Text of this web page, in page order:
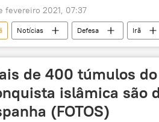
fevereiro 2021, 07:37
Notícias Defesa Irã
de 400 túmulos
islâmica são
(FOTOS)